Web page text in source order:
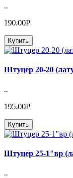
..
190.00Р
Купить
Штуцер 20-20
..
195.00Р
Купить
Штуцер 25-1"вр
..